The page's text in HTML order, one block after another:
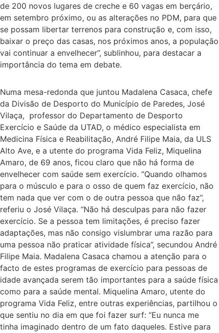
de 200 novos lugares de creche e 60 vagas em berçário,
em setembro próximo, ou as alterações no PDM, para que
se possam libertar terrenos para construção e, com isso,
baixar o preço das casas, nos próximos anos, a população
vai continuar a envelhecer”, sublinhou, para destacar a
importância do tema em debate.
Numa mesa-redonda que juntou Madalena Casaca, chefe
da Divisão de Desporto do Município de Paredes, José
Vilaça, professor do Departamento de Desporto
Exercício e Saúde da UTAD, o médico especialista em
Medicina Física e Reabilitação, André Filipe Maia, da ULS
Alto Ave, e a utente do programa Vida Feliz, Miquelina
Amaro, de 69 anos, ficou claro que não há forma de
envelhecer com saúde sem exercício. “Quando olhamos
para o músculo e para o osso de quem faz exercício, não
tem nada que ver com o de outra pessoa que não faz”,
referiu o José Vilaça. “Não há desculpas para não fazer
exercício. Se a pessoa tem limitações, é preciso fazer
adaptações, mas não consigo vislumbrar uma razão para
uma pessoa não praticar atividade física”, secundou André
Filipe Maia. Madalena Casaca chamou a atenção para o
facto de estes programas de exercício para pessoas de
idade avançada serem tão importantes para a saúde física
como para a saúde mental. Miquelina Amaro, utente do
programa Vida Feliz, entre outras experiências, partilhou o
que sentiu no dia em que foi fazer surf: “Eu nunca me
tinha imaginado dentro de um fato daqueles. Estive para